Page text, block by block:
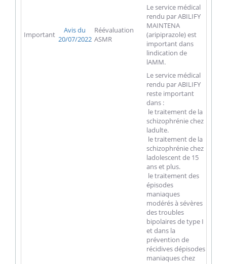
Important
Avis du
20/07/2022
Réévaluation
ASMR
Le service médical
rendu par ABILIFY
MAINTENA
(aripiprazole) est
important dans
lindication de
lAMM.
Le service médical
rendu par ABILIFY
reste important
dans :
 le traitement de la
schizophrénie chez
ladulte.
 le traitement de la
schizophrénie chez
ladolescent de 15
ans et plus.
 le traitement des
épisodes
maniaques
modérés à sévères
des troubles
bipolaires de type I
et dans la
prévention de
récidives dépisodes
maniaques chez